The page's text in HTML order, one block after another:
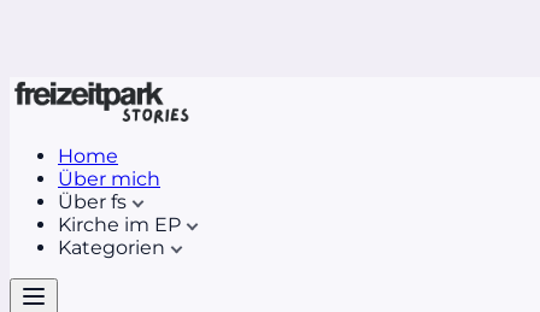
Home
Über mich
Über fs
Kirche im EP
Kategorien